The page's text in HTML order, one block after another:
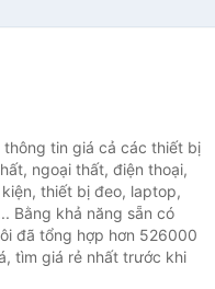
thông tin giá cả các thiết bị
ngoại thất, điện thoại,
thiết bị đeo, laptop,
Bằng khả năng sẵn có
đã tổng hợp hơn 526000
tìm giá rẻ nhất trước khi